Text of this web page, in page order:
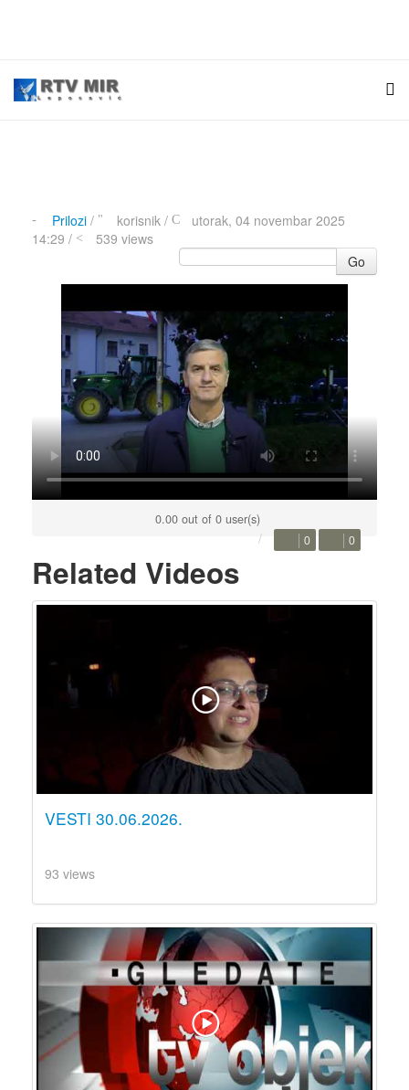
Prilozi/ korisnik /
utorak, 04 novembar 2025
14:29 /
539 views
Go
0.00 out of 0 user(s)
0 0
Related Videos
VESTI 30.06.2026.
93 views